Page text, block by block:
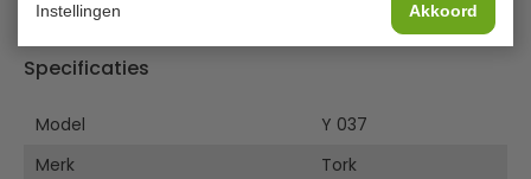
Instellingen Akkoord
Hygiënische afgifte per vel
Economisch en eenvoudig na te vullen
Specificaties
Model
Y 037
Merk
Tork